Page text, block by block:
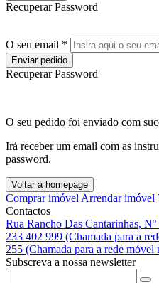
Recuperar Password
O seu email *
Enviar pedido
Recuperar Password
O seu pedido foi enviado com
Irá receber um email com as
password.
Voltar à homepage
Comprar imóvel Arrendar imóvel
Contactos
Rua Rancho Das Cantarinhas,
233 402 999 (Chamada para a
255 (Chamada para a rede móvel
Subscreva a nossa newsletter